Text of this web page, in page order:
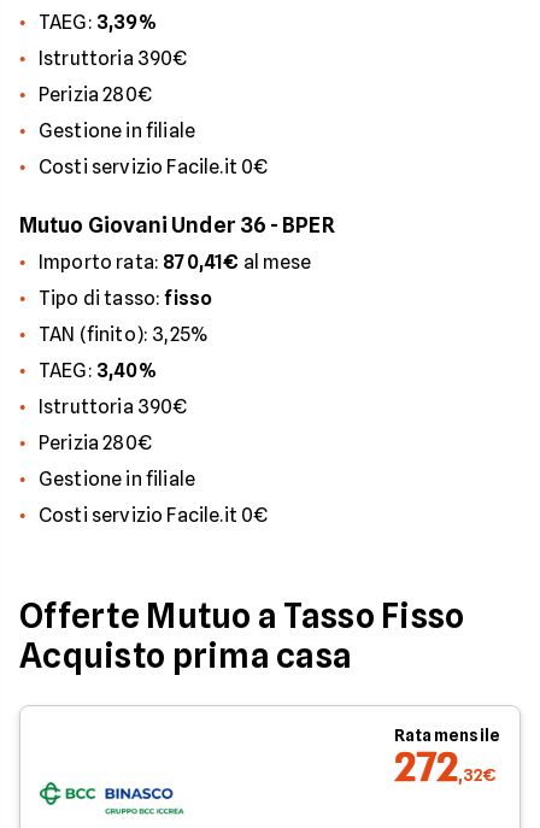
TAEG: 3,39%
Istruttoria 390€
Perizia 280€
Gestione in filiale
Costi servizio Facile.it 0€
Mutuo Giovani Under 36 - BPER
Importo rata: 870,41€ al mese
Tipo di tasso:fisso
TAN (finito): 3,25%
TAEG: 3,40%
Istruttoria 390€
Perizia 280€
Gestione in filiale
Costi servizio Facile.it 0€
Offerte Mutuo a Tasso Fisso
Acquisto prima casa
Rata mensile
272,32€